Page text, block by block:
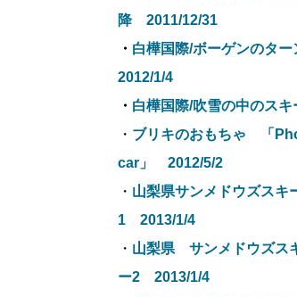
降 2011/12/31
・ 白樺国際/ボーゲンのタ
2012/1/4
・ 白樺国際/吹雪の中のス
・ ブリキのおもちゃ 「
car」 2012/5/2
・ 山梨県サンメドウズスキ
1 2013/1/4
・ 山梨県 サンメドウズス
ー2 2013/1/4